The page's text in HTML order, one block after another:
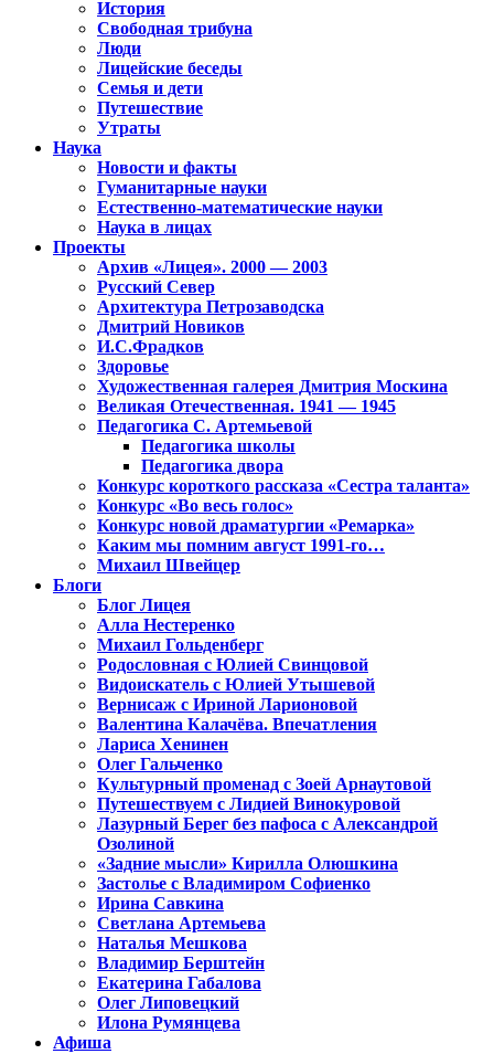
История
Свободная трибуна
Люди
Лицейские беседы
Семья и дети
Путешествие
Утраты
Наука
Новости и факты
Гуманитарные науки
Естественно-математические науки
Наука в лицах
Проекты
Архив «Лицея». 2000 — 2003
Русский Север
Архитектура Петрозаводска
Дмитрий Новиков
И.С.Фрадков
Здоровье
Художественная галерея Дмитрия Москина
Великая Отечественная. 1941 — 1945
Педагогика С. Артемьевой
Педагогика школы
Педагогика двора
Конкурс короткого рассказа «Сестра таланта»
Конкурс «Во весь голос»
Конкурс новой драматургии «Ремарка»
Каким мы помним август 1991-го…
Михаил Швейцер
Блоги
Блог Лицея
Алла Нестеренко
Михаил Гольденберг
Родословная с Юлией Свинцовой
Видоискатель с Юлией Утышевой
Вернисаж с Ириной Ларионовой
Валентина Калачёва. Впечатления
Лариса Хенинен
Олег Гальченко
Культурный променад с Зоей Арнаутовой
Путешествуем с Лидией Винокуровой
Лазурный Берег без пафоса с Александрой
Озолиной
«Задние мысли» Кирилла Олюшкина
Застолье с Владимиром Софиенко
Ирина Савкина
Светлана Артемьева
Наталья Мешкова
Владимир Берштейн
Екатерина Габалова
Олег Липовецкий
Илона Румянцева
Афиша